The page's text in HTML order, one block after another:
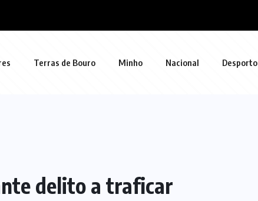
Terras de Bouro Minho Nacional Desporto
delito a traficar